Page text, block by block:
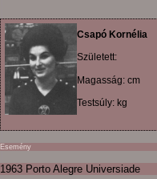
Csapó Kornélia
Született:
Magasság: cm
Testsúly: kg
Esemény
1963 Porto Alegre Universiade